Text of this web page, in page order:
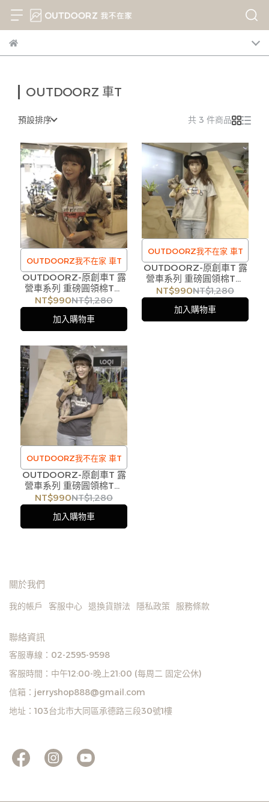
OUTDOORZ 車T
預設排序 共 3 件商品
OUTDOORZ我不在家 車T
OUTDOORZ-原創車T 露
營車系列 重磅圓領棉T恤
#VW 車款 VW T2
NT$990NT$1,280
加入購物車
OUTDOORZ我不在家 車T
OUTDOORZ-原創車T 露
營車系列 重磅圓領棉T恤
#MINI 車款 Mini Cooper
(林心如 光露營就很忙)
NT$990NT$1,280
加入購物車
OUTDOORZ我不在家 車T
OUTDOORZ-原創車T 露
營車系列 重磅圓領棉T恤
#老D車款 Defender
NT$990NT$1,280
加入購物車
關於我們
我的帳戶 客服中心 退換貨辦法 隱私政策 服務條款
聯絡資訊
客服專線：02-2595-9598
客服時間：中午12:00-晚上21:00 (每周二 固定公休)
信箱：jerryshop888@gmail.com
地址：103台北市大同區承德路三段30號1樓